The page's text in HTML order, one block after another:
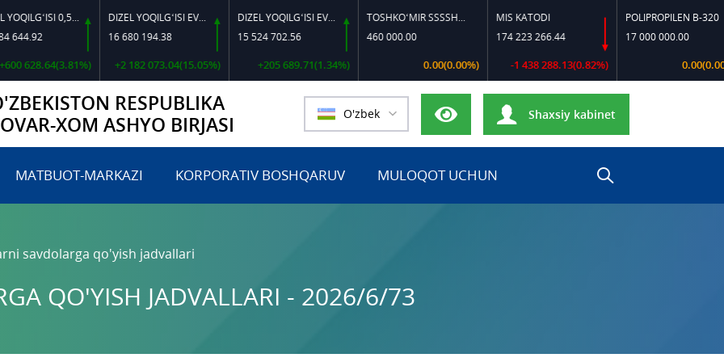
DIZEL YOQILG‘ISI 0,5-40
DIZEL YOQILG‘ISI EVRO L-K-4
16 680 194.38
+2 182 073.04(15.05%)
DIZEL YOQILG‘ISI EVRO-L II K-4 SSDF
15 524 702.56
+205 689.71(1.34%)
TOSHKO‘MIR SSSSH-13
460 000.00
0.00(0.00%)
MIS KATODI
174 223 266.44
-1 438 288.13(0.82%)
POLIPROPILEN B-320
17 000 000.00
0.00(0.00%)
RESPUBLIKA
XOM ASHYO BIRJASI
O'zbek Shaxsiy kabinet
MATBUOT-MARKAZI KORPORATIV BOSHQARUV MULOQOT UCHUN
savdolarga qo'yish jadvallari
QO'YISH JADVALLARI - 2026/6/73